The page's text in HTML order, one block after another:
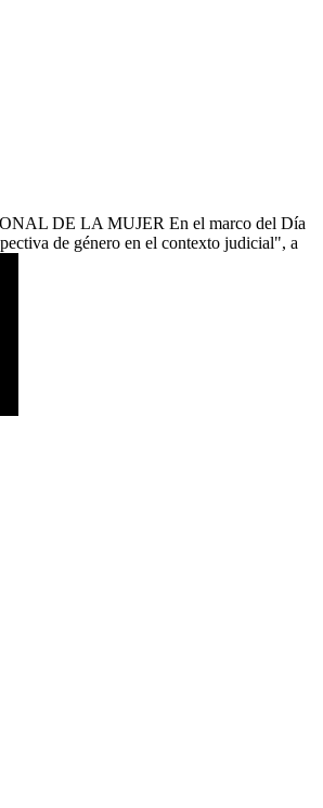
DE LA MUJER En el marco del Día
de género en el contexto judicial", a